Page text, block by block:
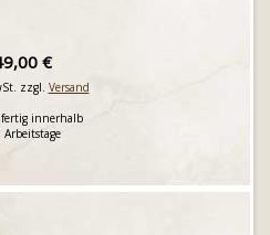
€
zzgl. Versand
innerhalb
Arbeitstage